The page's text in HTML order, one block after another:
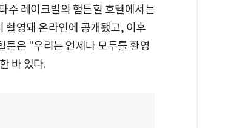
주 레이크빌의 햄튼힐 호텔에서는
촬영돼 온라인에 공개됐고, 이후
튼은 "우리는 언제나 모두를 환영
바 있다.